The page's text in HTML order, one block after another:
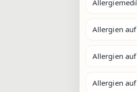
Allergien
Allergien
Allergien